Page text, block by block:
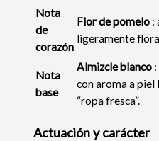
Nota
de
corazón
Flor de pomelo :
ligeramente
Nota
base
Almizcle blanco
con aroma a piel
“ropa fresca”.
Actuación y carácter